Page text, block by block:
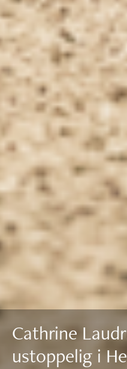
Cathrine
ustoppelig i